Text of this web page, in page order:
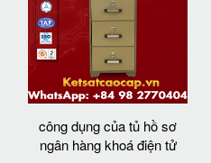
công dụng của tủ hồ sơ
ngân hàng khoá điện tử